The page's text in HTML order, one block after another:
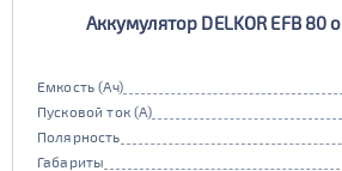
Аккумулятор DELKOR EFB 80
Емкость (Ач)
Пусковой ток (А)
Полярность
Габариты